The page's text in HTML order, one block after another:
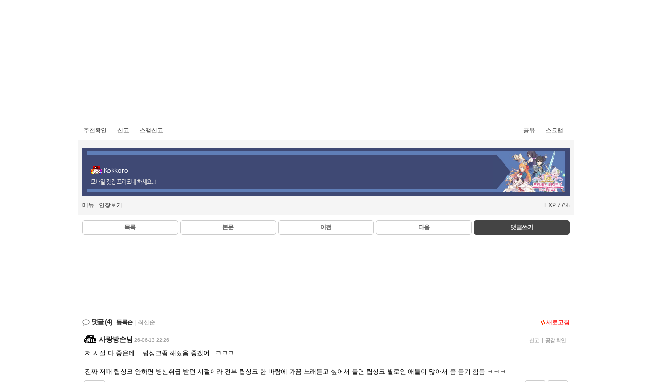
추천확인 신고 스팸신고 공유 스크랩
Kokkoro
모바일 갓겜 프리코네 하세요..!
메뉴 인장보기 EXP 77%
목록 본문 이전 다음 댓글쓰기
댓글(4) 등록순 최신순 새로고침
사랑방손님 26-06-13 22:26 신고 공감 확인
저 시절 다 좋은데... 립싱크좀 해줬음 좋겠어.. ㅋㅋㅋ
진짜 저때 립싱크 안하면 병신취급 받던 시절이라 전부 립싱크 한 바람에 가끔 노래듣고 싶어서 틀면 립싱크 별로인 애들이 많아서 좀 듣기 힘듬 ㅋㅋㅋ